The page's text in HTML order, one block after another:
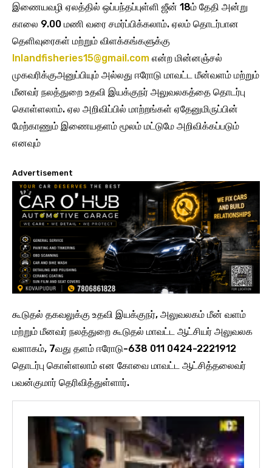
இணையவழி ஏலத்தில் ஒப்பந்தப்புள்ளி ஜீன் 18ம் தேதி அன்று
காலை 9.00 மணி வரை சமர்ப்பிக்கலாம். ஏலம் தொடர்பான
தெளிவுரைகள் மற்றும் விளக்கங்களுக்கு
Inlandfisheries15@gmail.com என்ற மின்னஞ்சல்
முகவரிக்குஅனுப்பியும் அல்லது ஈரோடு மாவட்ட மீன்வளம் மற்றும்
மீனவர் நலத்துறை உதவி இயக்குநர் அலுவலகத்தை தொடர்பு
கொள்ளலாம். ஏல அறிவிப்பில் மாற்றங்கள் ஏதேனுமிருப்பின்
மேற்காணும் இணையதளம் மூலம் மட்டுமே அறிவிக்கப்படும்
எனவும்
Advertisement
கூடுதல் தகவலுக்கு உதவி இயக்குநர், அலுவலகம் மீன் வளம்
மற்றும் மீனவர் நலத்துறை கூடுதல் மாவட்ட ஆட்சியர் அலுவலக
வளாகம், 7வது தளம் ஈரோடு-638 011 0424-2221912
தொடர்பு கொள்ளலாம் என கோவை மாவட்ட ஆட்சித்தலைவர்
பவன்குமார் தெரிவித்துள்ளார்.